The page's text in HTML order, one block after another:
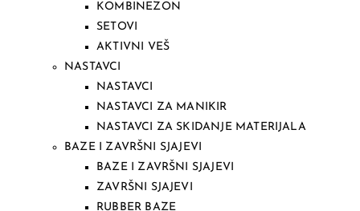
KOMBINEZON
SETOVI
AKTIVNI VEŠ
NASTAVCI
NASTAVCI
NASTAVCI ZA MANIKIR
NASTAVCI ZA SKIDANJE MATERIJALA
BAZE I ZAVRŠNI SJAJEVI
BAZE I ZAVRŠNI SJAJEVI
ZAVRŠNI SJAJEVI
RUBBER BAZE